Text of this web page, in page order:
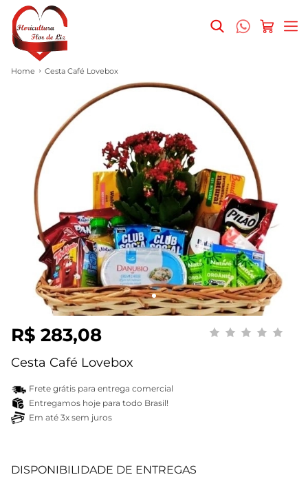
Home Cesta Café Lovebox
R$ 283,08
Cesta Café Lovebox
Frete grátis para entrega comercial
Entregamos hoje para todo Brasil!
Em até 3x sem juros
DISPONIBILIDADE DE ENTREGAS